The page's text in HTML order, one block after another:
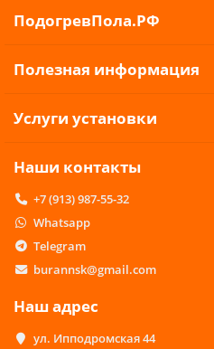
ПодогревПола.РФ
Полезная информация
Услуги установки
Наши контакты
+7 (913) 987-55-32
Whatsapp
Telegram
burannsk@gmail.com
Наш адрес
ул. Ипподромская 44